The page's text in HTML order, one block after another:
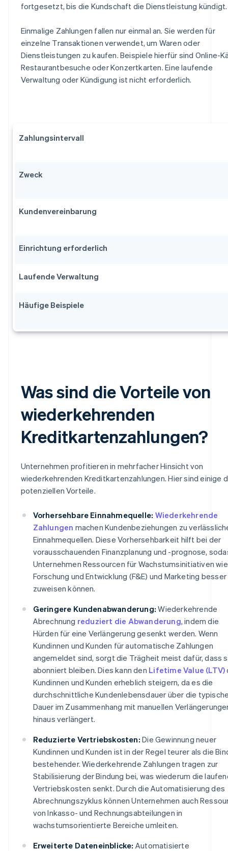
fortgesetzt, bis die Kundschaft die Dienstleistung kündigt.
Einmalige Zahlungen fallen nur einmal an. Sie werden für
einzelne Transaktionen verwendet, um Waren oder
Dienstleistungen zu kaufen. Beispiele hierfür sind Online-
Restaurantbesuche oder Konzertkarten. Eine laufende
Verwaltung oder Kündigung ist nicht erforderlich.
Zahlungsintervall
Zweck
Kundenvereinbarung
Einrichtung erforderlich
Laufende Verwaltung
Häufige Beispiele
Was sind die Vorteile von
wiederkehrenden
Kreditkartenzahlungen?
Unternehmen profitieren in mehrfacher Hinsicht von
wiederkehrenden Kreditkartenzahlungen. Hier sind einige
potenziellen Vorteile.
Vorhersehbare Einnahmequelle: Wiederkehrende
Zahlungen machen Kundenbeziehungen zu
Einnahmequellen. Diese Vorhersehbarkeit hilft bei der
vorausschauenden Finanzplanung und -prognose,
Unternehmen Ressourcen für Wachstumsinitiativen wie
Forschung und Entwicklung (F&E) und Marketing besser
zuweisen können.
Geringere Kundenabwanderung: Wiederkehrende
Abrechnung reduziert die Abwanderung, indem die
Hürden für eine Verlängerung gesenkt werden. Wenn
Kundinnen und Kunden für automatische Zahlungen
angemeldet sind, sorgt die Trägheit meist dafür, dass
abonniert bleiben. Dies kann den Lifetime Value (LTV)
Kundinnen und Kunden erheblich steigern, da es die
durchschnittliche Kundenlebensdauer über die
Dauer im Zusammenhang mit manuellen
hinaus verlängert.
Reduzierte Vertriebskosten: Die Gewinnung neuer
Kundinnen und Kunden ist in der Regel teurer als die
bestehender. Wiederkehrende Zahlungen tragen zur
Stabilisierung der Bindung bei, was wiederum die
Vertriebskosten senkt. Durch die Automatisierung des
Abrechnungszyklus können Unternehmen auch
von Inkasso- und Rechnungsabteilungen in
wachstumsorientierte Bereiche umleiten.
Erweiterte Dateneinblicke: Automatisierte